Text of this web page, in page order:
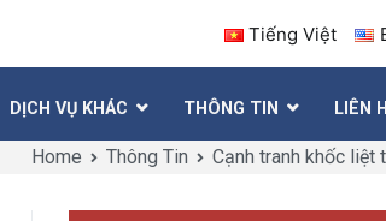
Tiếng Việt
DỊCH VỤ KHÁC THÔNG TIN LIÊN
Home Thông Tin Cạnh tranh khốc liệt